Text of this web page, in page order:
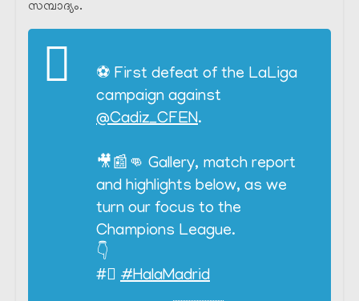
സമ്പാദ്യം.
⚽️ First defeat of the LaLiga
campaign against
@Cadiz_CFEN.
🎥📰👊 Gallery, match report
and highlights below, as we
turn our focus to the
Champions League.
👇
#⃣ #HalaMadrid